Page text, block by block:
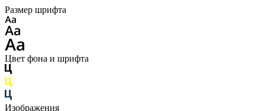
Размер шрифта
Цвет фона и шрифта
Изображения